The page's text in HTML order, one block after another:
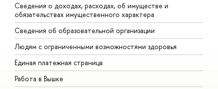
Сведения о доходах, расходах, об имуществе и
обязательствах имущественного характера
Сведения об образовательной организации
Людям с ограниченными возможностями здоровья
Единая платежная страница
Работа в Вышке